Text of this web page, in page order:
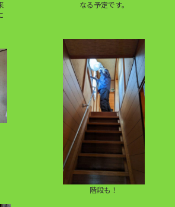
なる予定です。
階段も！